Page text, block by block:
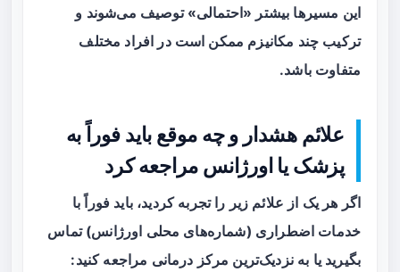
این مسیرها بیشتر «احتمالی» توصیف می‌شوند و
ترکیب چند مکانیزم ممکن است در افراد مختلف
متفاوت باشد.
علائم هشدار و چه موقع باید فوراً به
پزشک یا اورژانس مراجعه کرد
اگر هر یک از علائم زیر را تجربه کردید، باید فوراً با
خدمات اضطراری (شماره‌های محلی اورژانس) تماس
بگیرید یا به نزدیک‌ترین مرکز درمانی مراجعه کنید: